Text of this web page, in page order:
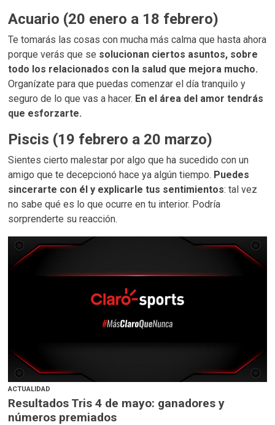
Acuario (20 enero a 18 febrero)
Te tomarás las cosas con mucha más calma que hasta ahora
porque verás que se solucionan ciertos asuntos, sobre
todo los relacionados con la salud que mejora mucho.
Organízate para que puedas comenzar el día tranquilo y
seguro de lo que vas a hacer. En el área del amor tendrás
que esforzarte.
Piscis (19 febrero a 20 marzo)
Sientes cierto malestar por algo que ha sucedido con un
amigo que te decepcionó hace ya algún tiempo. Puedes
sincerarte con él y explicarle tus sentimientos: tal vez
no sabe qué es lo que ocurre en tu interior. Podría
sorprenderte su reacción.
ACTUALIDAD
Resultados Tris 4 de mayo: ganadores y
números premiados